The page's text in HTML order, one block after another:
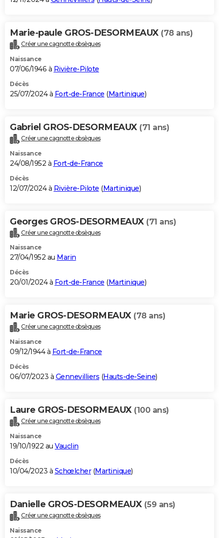
Marie-paule GROS-DESORMEAUX (78 ans)
Créer une cagnotte obsèques
Naissance
07/06/1946 à Rivière-Pilote
Décès
25/07/2024 à Fort-de-France (Martinique)
Gabriel GROS-DESORMEAUX (71 ans)
Créer une cagnotte obsèques
Naissance
24/08/1952 à Fort-de-France
Décès
12/07/2024 à Rivière-Pilote (Martinique)
Georges GROS-DESORMEAUX (71 ans)
Créer une cagnotte obsèques
Naissance
27/04/1952 au Marin
Décès
20/01/2024 à Fort-de-France (Martinique)
Marie GROS-DESORMEAUX (78 ans)
Créer une cagnotte obsèques
Naissance
09/12/1944 à Fort-de-France
Décès
06/07/2023 à Gennevilliers (Hauts-de-Seine)
Laure GROS-DESORMEAUX (100 ans)
Créer une cagnotte obsèques
Naissance
19/10/1922 au Vauclin
Décès
10/04/2023 à Schœlcher(Martinique)
Danielle GROS-DESORMEAUX (59 ans)
Créer une cagnotte obsèques
Naissance